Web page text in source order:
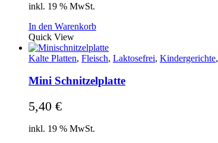
inkl. 19 % MwSt.
In den Warenkorb
Quick View
Kalte Platten, Fleisch, Laktosefrei, Kindergerichte,
Mini Schnitzelplatte
5,40 €
inkl. 19 % MwSt.